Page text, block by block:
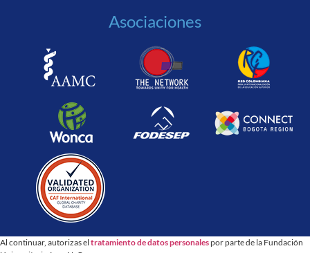
Asociaciones
Al continuar, autorizas el tratamiento de datos personalespor parte de la Fundación